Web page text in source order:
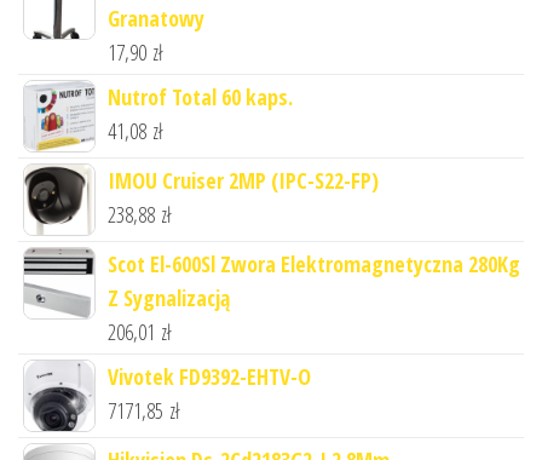
Granatowy
17,90 zł
Nutrof Total 60 kaps.
41,08 zł
IMOU Cruiser 2MP (IPC-S22-FP)
238,88 zł
Scot El-600Sl Zwora Elektromagnetyczna 280Kg
Z Sygnalizacją
206,01 zł
Vivotek FD9392-EHTV-O
7171,85 zł